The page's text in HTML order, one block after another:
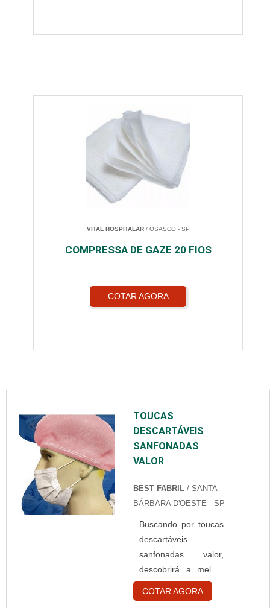
VITAL HOSPITALAR/ OSASCO - SP
COMPRESSA DE GAZE 20 FIOS
COTAR AGORA
TOUCAS
DESCARTÁVEIS
SANFONADAS
VALOR
BEST FABRIL / SANTA
BÁRBARA D'OESTE - SP
Buscando por toucas
descartáveis
sanfonadas valor,
descobrirá a melhor
empresa do
segmento.
COTAR AGORA